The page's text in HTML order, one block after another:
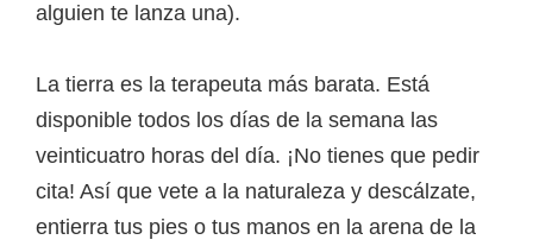
alguien te lanza una).
La tierra es la terapeuta más barata. Está
disponible todos los días de la semana las
veinticuatro horas del día. ¡No tienes que pedir
cita! Así que vete a la naturaleza y descálzate,
entierra tus pies o tus manos en la arena de la